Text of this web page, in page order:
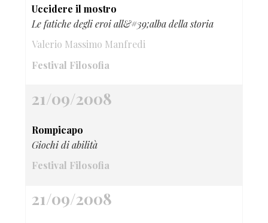
Uccidere il mostro
Le fatiche degli eroi all&#39;alba della storia
Valerio Massimo Manfredi
Festival Filosofia
21/09/2008
Rompicapo
Giochi di abilità
Festival Filosofia
21/09/2008